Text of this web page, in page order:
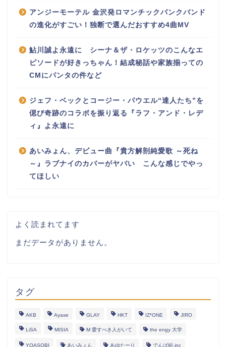
アンジーモーテル 金沢発ロマンチックパンクバンド
の進化がすごい！独断で選んだおすすめ4曲MV
鮎川誠よ永遠に シーナ＆ザ・ロケッツのこんなエ
ピソードが好きっちゃん！結成秘話や家族揃っての
CMにパンタの件など
ジェフ・ベックとコージー・パウエル“達人たち”を
偲び奇跡のコラボを振り返る『ラフ・アンド・レデ
ィ』よ永遠に
あいみょん、デビュー曲『貴方解剖純愛歌 ～死ね
～』ラブナイのカバーがヤバい こんな感じでやっ
てほしい
よく読まれてます
まだデータがありません。
タグ
AKB Ayase GLAY HKT IZ*ONE JIRO
LiSA MISIA M 愛すべき人がいて the engy 大学
YOASOBI あいみょん あゆたーり でんぱ組.inc